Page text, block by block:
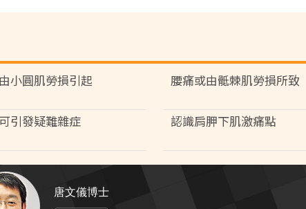
小圓肌勞損引起 腰痛或由骶棘肌勞損所致
引發疑難雜症 認識肩胛下肌激痛點
唐文儀博士